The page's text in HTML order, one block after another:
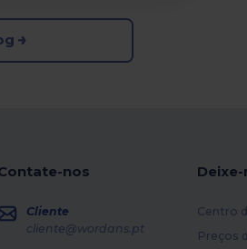
nos
Cliente
cliente@wordans.pt
Centro
Preços